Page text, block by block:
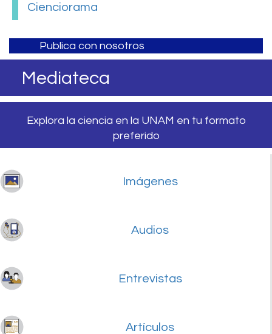
Cienciorama
Publica con nosotros
Mediateca
Explora la ciencia en la UNAM en tu formato
preferido
Imágenes
Audios
Entrevistas
Artículos